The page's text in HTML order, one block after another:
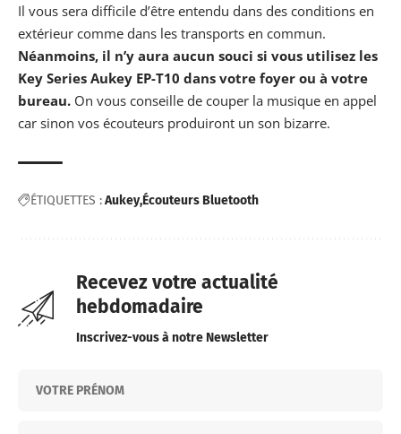
Il vous sera difficile d’être entendu dans des conditions en
extérieur comme dans les transports en commun.
Néanmoins, il n’y aura aucun souci si vous utilisez les
Key Series Aukey EP-T10 dans votre foyer ou à votre
bureau. On vous conseille de couper la musique en appel
car sinon vos écouteurs produiront un son bizarre.
ÉTIQUETTES :Aukey Écouteurs Bluetooth
Recevez votre actualité
hebdomadaire
Inscrivez-vous à notre Newsletter